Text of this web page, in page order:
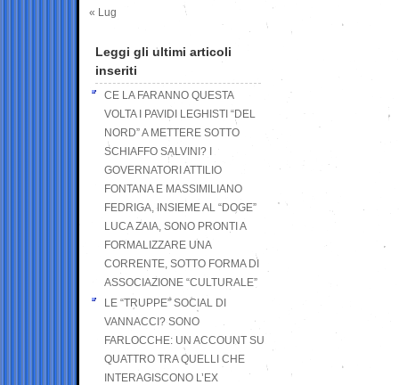
« Lug
Leggi gli ultimi articoli
inseriti
CE LA FARANNO QUESTA
VOLTA I PAVIDI LEGHISTI “DEL
NORD” A METTERE SOTTO
SCHIAFFO SALVINI? I
GOVERNATORI ATTILIO
FONTANA E MASSIMILIANO
FEDRIGA, INSIEME AL “DOGE”
LUCA ZAIA, SONO PRONTI A
FORMALIZZARE UNA
CORRENTE, SOTTO FORMA DI
ASSOCIAZIONE “CULTURALE”
LE “TRUPPE” SOCIAL DI
VANNACCI? SONO
FARLOCCHE: UN ACCOUNT SU
QUATTRO TRA QUELLI CHE
INTERAGISCONO L’EX